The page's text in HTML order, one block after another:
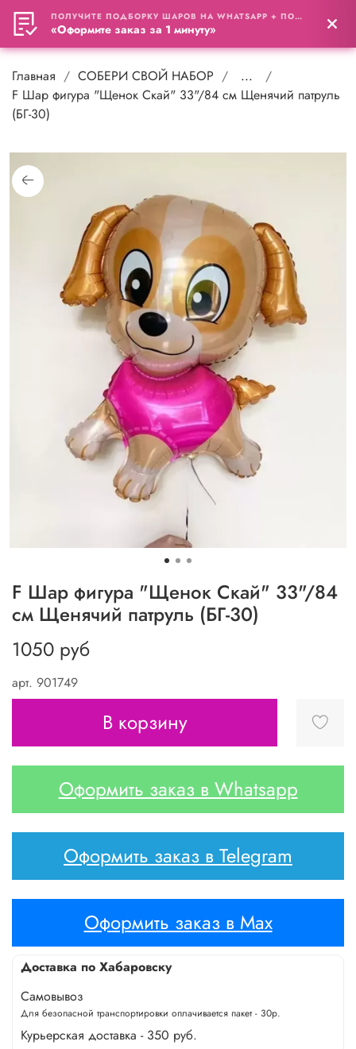
0
Главная СОБЕРИ СВОЙ НАБОР
...
F Шар фигура "Щенок Скай" 33"/84 см Щенячий патруль
(БГ-30)
арт. 901749
F Шар фигура "Щенок Скай" 33"/84
см Щенячий патруль (БГ-30)
1050 руб
В корзину
Оформить заказ в Whatsapp
Оформить заказ в Telegram
Оформить заказ в Max
Доставка по Хабаровску
Самовывоз
Для безопасной транспортировки оплачивается пакет - 30р.
Курьерская доставка - 350 руб.
ПОЛУЧИТЕ ПОДБОРКУ ШАРОВ НА WHATSAPP + ПОДАРОК
«Оформите заказ за 1 минуту»